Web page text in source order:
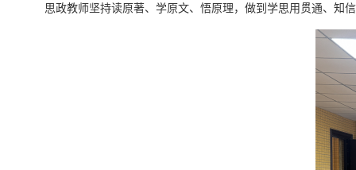
思政教师坚持读原著、学原文、悟原理，做到学思用贯通、知